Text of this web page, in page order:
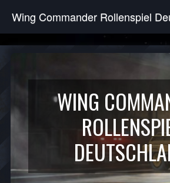
Wing Commander Rollenspiel
WING